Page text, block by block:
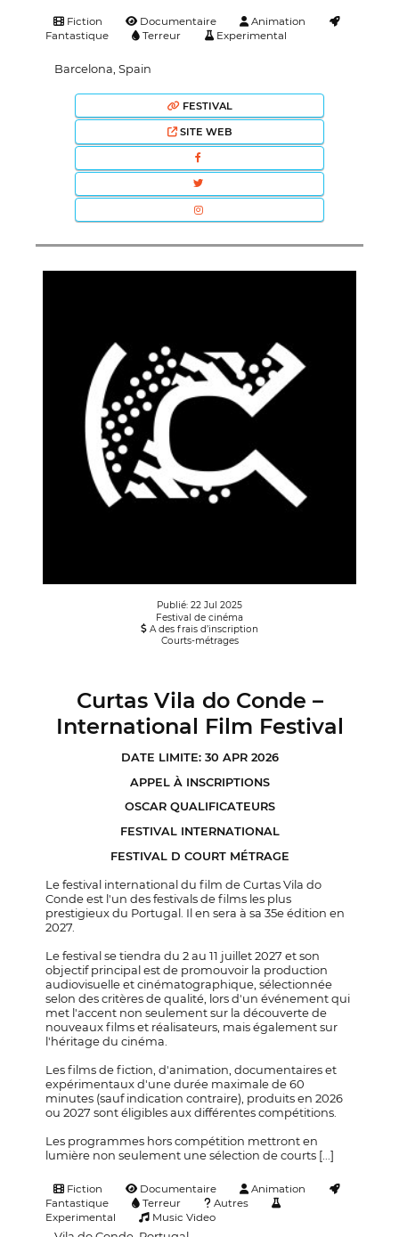
Fiction Documentaire
Animation
Fantastique
Terreur Experimental
Barcelona, Spain
FESTIVAL
SITE WEB
Publié: 22 Jul 2025
Festival de cinéma
A des frais d’inscription
Courts-métrages
Curtas Vila do Conde –
International Film Festival
DATE LIMITE: 30 APR 2026
APPEL À INSCRIPTIONS
OSCAR QUALIFICATEURS
FESTIVAL INTERNATIONAL
FESTIVAL D COURT MÉTRAGE
Le festival international du film de Curtas Vila do
Conde est l'un des festivals de films les plus
prestigieux du Portugal. Il en sera à sa 35e édition en
2027.
Le festival se tiendra du 2 au 11 juillet 2027 et son
objectif principal est de promouvoir la production
audiovisuelle et cinématographique, sélectionnée
selon des critères de qualité, lors d'un événement qui
met l'accent non seulement sur la découverte de
nouveaux films et réalisateurs, mais également sur
l'héritage du cinéma.
Les films de fiction, d'animation, documentaires et
expérimentaux d'une durée maximale de 60
minutes (sauf indication contraire), produits en 2026
ou 2027 sont éligibles aux différentes compétitions.
Les programmes hors compétition mettront en
lumière non seulement une sélection de courts [...]
Fiction Documentaire
Animation
Fantastique
Terreur
Autres
Experimental
Music Video